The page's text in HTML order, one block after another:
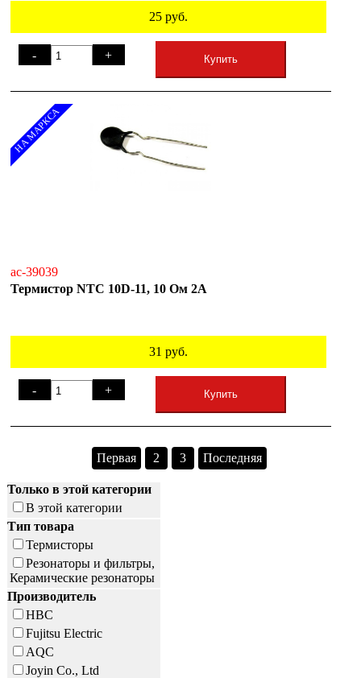
25 руб.
- + Купить
НА МАРКСА
ac-39039
Термистор NTC 10D-11, 10 Ом 2А
31 руб.
- + Купить
Первая 2 3 Последняя
Только в этой категории
В этой категории
Тип товара
Термисторы
Резонаторы и фильтры,
Керамические резонаторы
Производитель
HBC
Fujitsu Electric
AQC
Joyin Co., Ltd